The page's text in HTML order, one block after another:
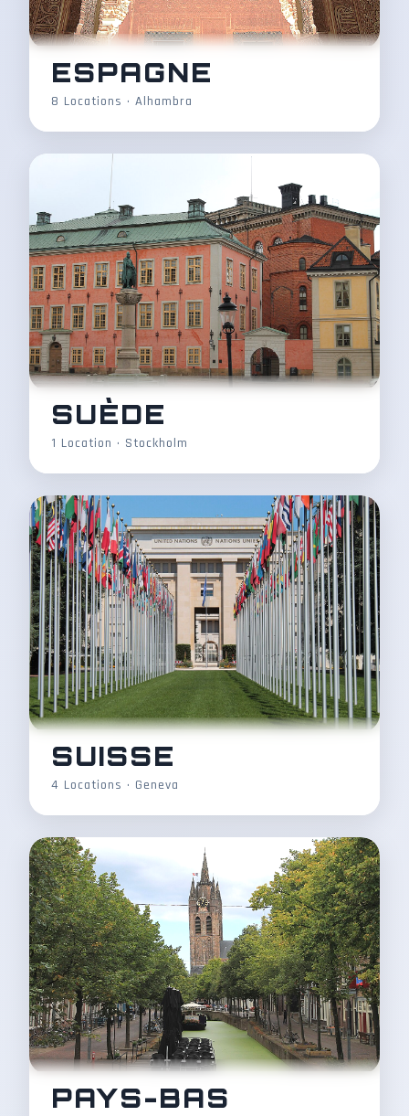
ESPAGNE
8 Locations • Alhambra
SUÈDE
1 Location • Stockholm
SUISSE
4 Locations • Geneva
PAYS-BAS